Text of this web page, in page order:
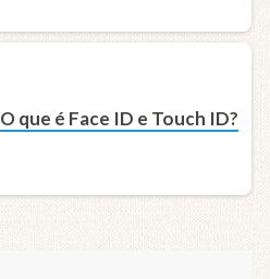
O que é Face ID e Touch ID?